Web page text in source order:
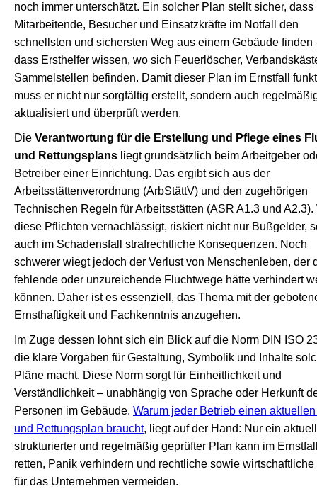
noch immer unterschätzt. Ein solcher Plan stellt sicher, dass
Mitarbeitende, Besucher und Einsatzkräfte im Notfall den
schnellsten und sichersten Weg aus einem Gebäude finden
dass Ersthelfer wissen, wo sich Feuerlöscher,
Sammelstellen befinden. Damit dieser Plan im Ernstfall
muss er nicht nur sorgfältig erstellt, sondern auch
aktualisiert und überprüft werden.
Die Verantwortung für die Erstellung und Pflege eines
und Rettungsplans liegt grundsätzlich beim Arbeitgeber
Betreiber einer Einrichtung. Das ergibt sich aus der
Arbeitsstättenverordnung (ArbStättV) und den zugehörigen
Technischen Regeln für Arbeitsstätten (ASR A1.3 und A2.3).
diese Pflichten vernachlässigt, riskiert nicht nur Bußgelder,
auch im Schadensfall strafrechtliche Konsequenzen. Noch
schwerer wiegt jedoch der Verlust von Menschenleben, der
fehlende oder unzureichende Fluchtwege hätte verhindert
können. Daher ist es essenziell, das Thema mit der
Ernsthaftigkeit und Fachkenntnis anzugehen.
Im Zuge dessen lohnt sich ein Blick auf die Norm DIN ISO
die klare Vorgaben für Gestaltung, Symbolik und Inhalte
Pläne macht. Diese Norm sorgt für Einheitlichkeit und
Verständlichkeit – unabhängig von Sprache oder Herkunft
Personen im Gebäude. Warum jeder Betrieb einen
und Rettungsplan braucht, liegt auf der Hand: Nur ein
strukturierter und regelmäßig geprüfter Plan kann im
retten, Panik verhindern und rechtliche sowie
für das Unternehmen vermeiden.